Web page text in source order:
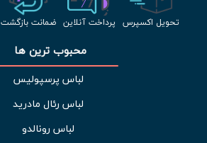
تحویل اکسپرس پرداخت آنلاین ضمانت بازگشت
محبوب ترین ها
لباس پرسپولیس
لباس رئال مادرید
لباس رونالدو